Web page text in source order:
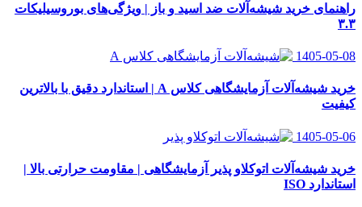
راهنمای خرید شیشه‌آلات ضد اسید و باز | ویژگی‌های بوروسیلیکات
۳.۳
1405-05-08
خرید شیشه‌آلات آزمایشگاهی کلاس A | استاندارد دقیق با بالاترین
کیفیت
1405-05-06
خرید شیشه‌آلات اتوکلاو پذیر آزمایشگاهی | مقاومت حرارتی بالا |
استاندارد ISO